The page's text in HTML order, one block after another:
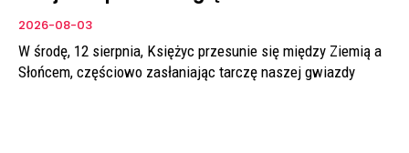
2026-08-03
W środę, 12 sierpnia, Księżyc przesunie się między Ziemią a
Słońcem, częściowo zasłaniając tarczę naszej gwiazdy